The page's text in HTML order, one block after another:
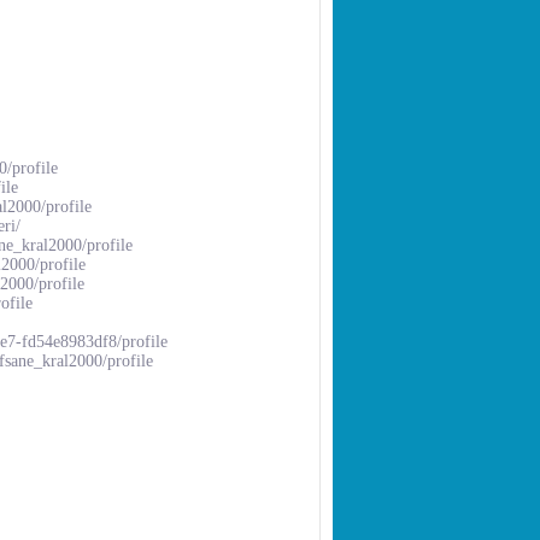
profile
profile
profile
profile
profile
fd54e8983df8/profile
profile